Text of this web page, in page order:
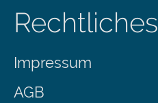
Rechtliches
Impressum
AGB